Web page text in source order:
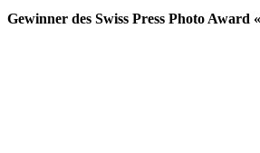
Gewinner des Swiss Press Photo Award